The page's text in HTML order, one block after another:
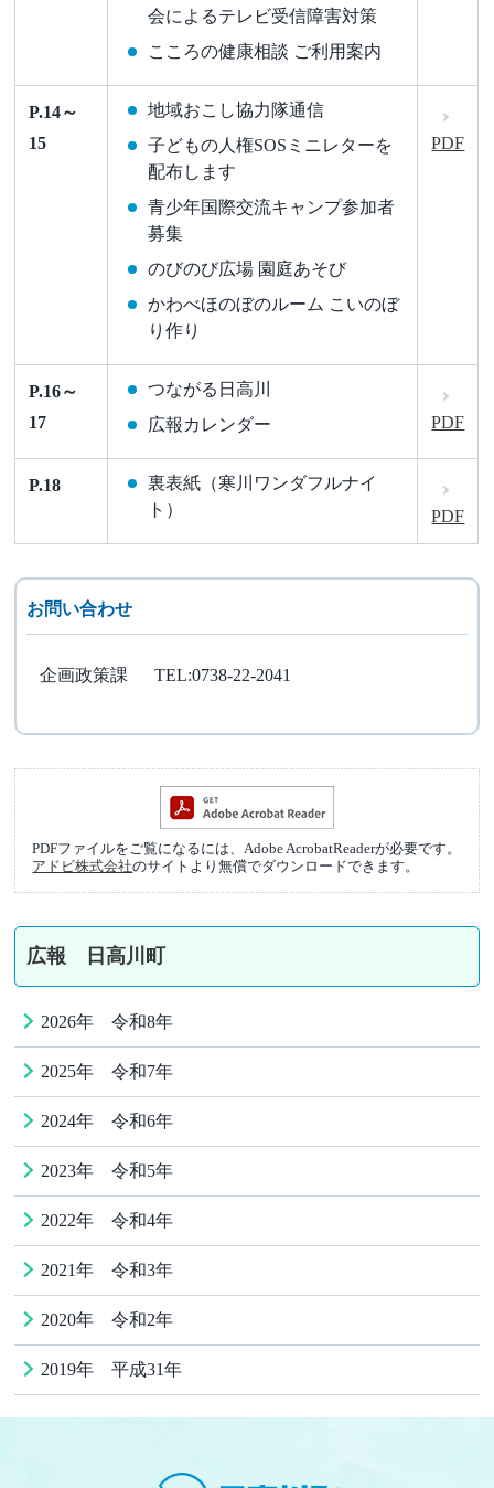
会によるテレビ受信障害対策
こころの健康相談 ご利用案内
P.14～
15
地域おこし協力隊通信
子どもの人権SOSミニレターを
配布します
青少年国際交流キャンプ参加者
募集
のびのび広場 園庭あそび
かわべほのぼのルーム こいのぼ
り作り
PDF
P.16～
17
つながる日高川
広報カレンダー
PDF
P.18
裏表紙（寒川ワンダフルナイ
ト）
PDF
お問い合わせ
企画政策課 TEL:0738-22-2041
PDFファイルをご覧になるには、Adobe AcrobatReaderが必要です。
アドビ株式会社のサイトより無償でダウンロードできます。
広報 日高川町
2026年 令和8年
2025年 令和7年
2024年 令和6年
2023年 令和5年
2022年 令和4年
2021年 令和3年
2020年 令和2年
2019年 平成31年